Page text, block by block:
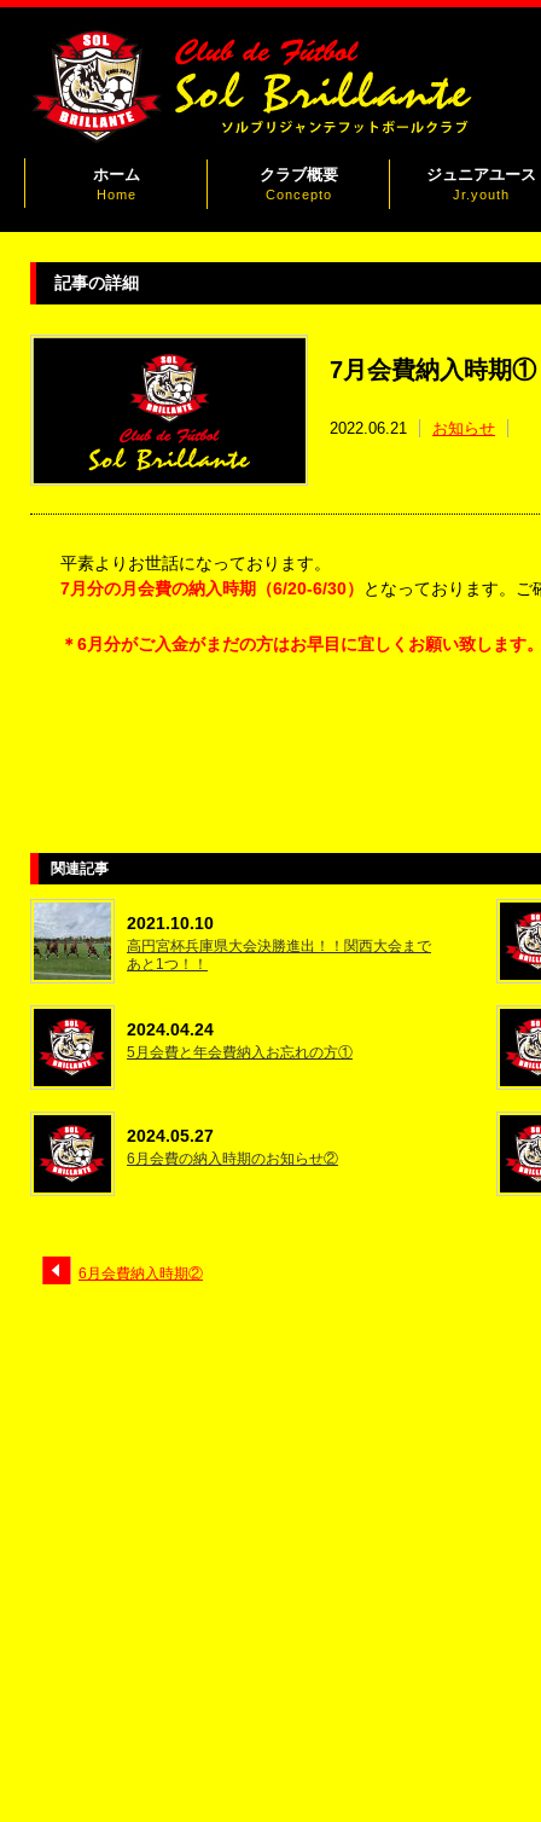
ホーム
Home
クラブ概要
Concepto
ジュニアユース
Jr.youth
記事の詳細
7月会費納入時期①
2022.06.21 お知らせ
平素よりお世話になっております。
7月分の月会費の納入時期（6/20-6/30）
となっております。ご
＊6月分がご入金がまだの方はお早目に宜しくお願い致します
関連記事
2021.10.10
高円宮杯兵庫県大会決勝進出！！関西大会まで
あと1つ！！
2024.04.24
5月会費と年会費納入お忘れの方①
2024.05.27
6月会費の納入時期のお知らせ②
6月会費納入時期②